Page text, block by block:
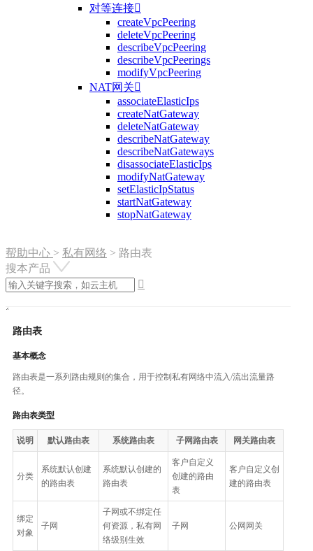
对等连接
createVpcPeering
deleteVpcPeering
describeVpcPeering
describeVpcPeerings
modifyVpcPeering
NAT网关
associateElasticIps
createNatGateway
deleteNatGateway
describeNatGateway
describeNatGateways
disassociateElasticIps
modifyNatGateway
setElasticIpStatus
startNatGateway
stopNatGateway
帮助中心 > 私有网络 > 路由表
搜本产品

路由表
基本概念
路由表是一系列路由规则的集合，用于控制私有网络中流入/流出流量路
径。
路由表类型
说明 默认路由表 系统路由表 子网路由表 网关路由表
分类
系统默认创建
的路由表
系统默认创建的
路由表
客户自定义
创建的路由
表
客户自定义创
建的路由表
绑定
对象
子网
子网或不绑定任
何资源，私有网
络级别生效
子网 公网网关